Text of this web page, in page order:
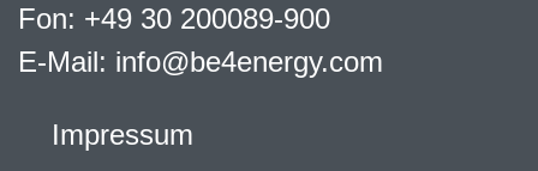
Fon: +49 30 200089-900
E-Mail: info@be4energy.com
Impressum